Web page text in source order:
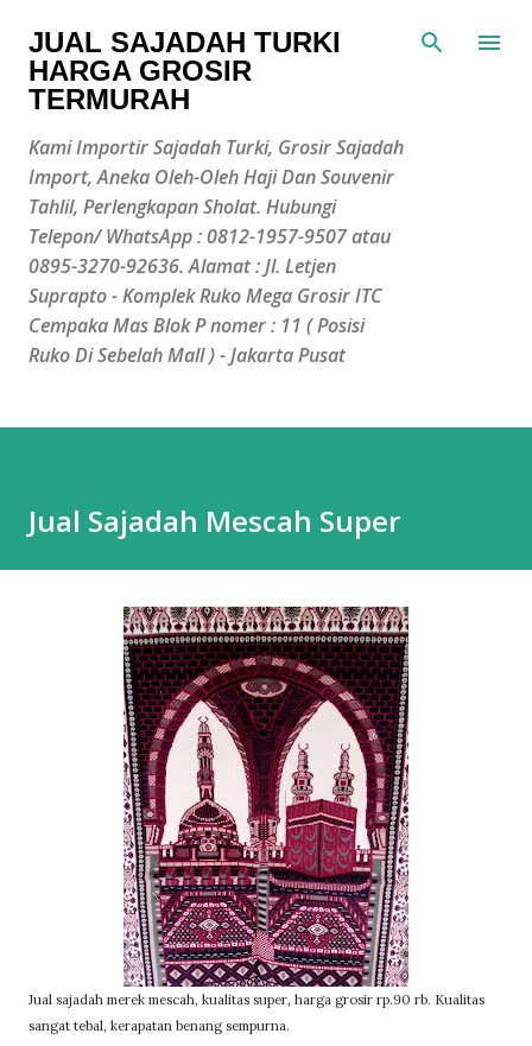
Langsung ke konten utama
JUAL SAJADAH TURKI
HARGA GROSIR
TERMURAH
Kami Importir Sajadah Turki, Grosir Sajadah
Import, Aneka Oleh-Oleh Haji Dan Souvenir
Tahlil, Perlengkapan Sholat. Hubungi
Telepon/ WhatsApp : 0812-1957-9507 atau
0895-3270-92636. Alamat : Jl. Letjen
Suprapto - Komplek Ruko Mega Grosir ITC
Cempaka Mas Blok P nomer : 11 ( Posisi
Ruko Di Sebelah Mall ) - Jakarta Pusat
Jual Sajadah Mescah Super
Jual sajadah merek mescah, kualitas super, harga grosir rp.90 rb. Kualitas
sangat tebal, kerapatan benang sempurna.